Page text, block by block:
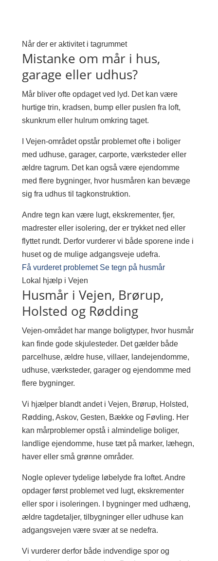
Når der er aktivitet i tagrummet
Mistanke om mår i hus,
garage eller udhus?
Mår bliver ofte opdaget ved lyd. Det kan være
hurtige trin, kradsen, bump eller puslen fra loft,
skunkrum eller hulrum omkring taget.
I Vejen-området opstår problemet ofte i boliger
med udhuse, garager, carporte, værksteder eller
ældre tagrum. Det kan også være ejendomme
med flere bygninger, hvor husmåren kan bevæge
sig fra udhus til tagkonstruktion.
Andre tegn kan være lugt, ekskrementer, fjer,
madrester eller isolering, der er trykket ned eller
flyttet rundt. Derfor vurderer vi både sporene inde i
huset og de mulige adgangsveje udefra.
Få vurderet problemet Se tegn på husmår
Lokal hjælp i Vejen
Husmår i Vejen, Brørup,
Holsted og Rødding
Vejen-området har mange boligtyper, hvor husmår
kan finde gode skjulesteder. Det gælder både
parcelhuse, ældre huse, villaer, landejendomme,
udhuse, værksteder, garager og ejendomme med
flere bygninger.
Vi hjælper blandt andet i Vejen, Brørup, Holsted,
Rødding, Askov, Gesten, Bække og Føvling. Her
kan mårproblemer opstå i almindelige boliger,
landlige ejendomme, huse tæt på marker, læhegn,
haver eller små grønne områder.
Nogle oplever tydelige løbelyde fra loftet. Andre
opdager først problemet ved lugt, ekskrementer
eller spor i isoleringen. I bygninger med udhæng,
ældre tagdetaljer, tilbygninger eller udhuse kan
adgangsvejen være svær at se nedefra.
Vi vurderer derfor både indvendige spor og